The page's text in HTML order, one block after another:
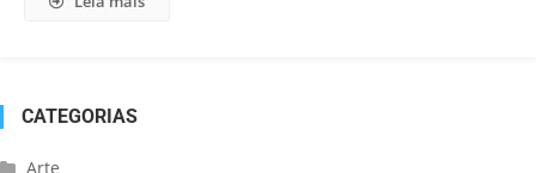
CATEGORIAS
Arte